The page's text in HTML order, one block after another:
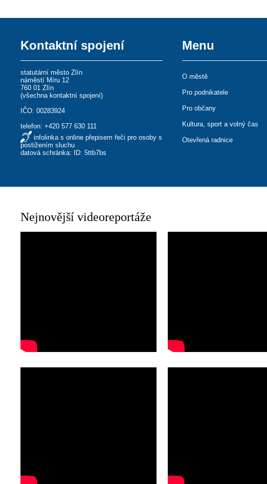
Kontaktní spojení
statutární město Zlín
náměstí Míru 12
760 01 Zlín
(všechna kontaktní spojení)
IČO: 00283924
telefon:+420 577 630 111
infolinka s online přepisem řeči pro osoby s
postižením sluchu
datová schránka: ID: 5ttb7bs
Menu
O městě
Pro podnikatele
Pro občany
Kultura, sport a volný čas
Otevřená radnice
Nejnovější videoreportáže